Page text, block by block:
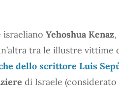
Yehoshua Kenaz,
tra le illustre vittime
dello scrittore Luis
di Israele